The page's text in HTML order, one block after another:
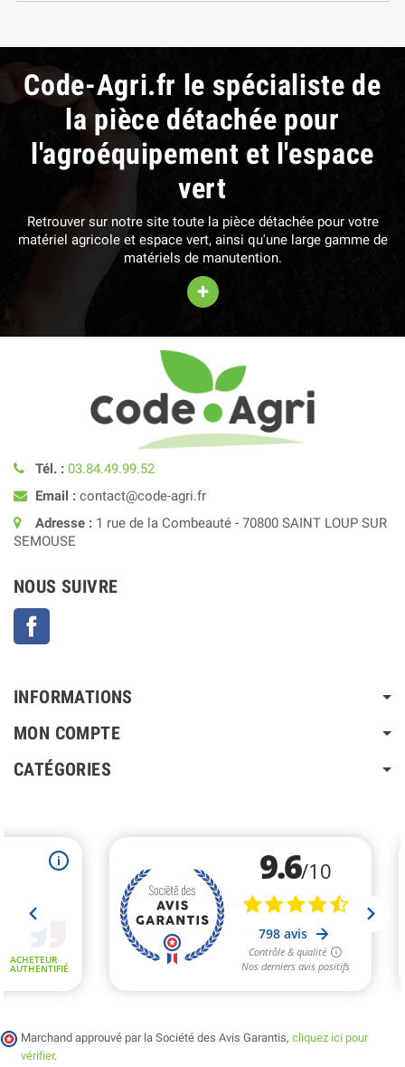
Code-Agri.fr le spécialiste de
la pièce détachée pour
l'agroéquipement et l'espace
vert
Retrouver sur notre site toute la pièce détachée pour votre
matériel agricole et espace vert, ainsi qu'une large gamme de
matériels de manutention.
+
Tél. : 03.84.49.99.52
Email : contact@code-agri.fr
Adresse : 1 rue de la Combeauté - 70800 SAINT LOUP SUR
SEMOUSE
NOUS SUIVRE
INFORMATIONS
MON COMPTE
CATÉGORIES
Marchand approuvé par la Société des Avis Garantis, cliquez ici pour
vérifier.